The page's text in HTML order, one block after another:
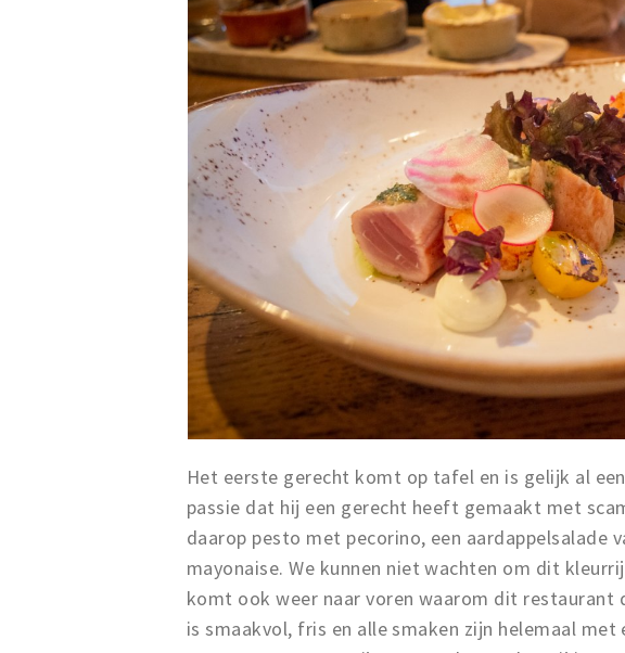
Het eerste gerecht komt op tafel en is gelijk al
passie dat hij een gerecht heeft gemaakt met
daarop pesto met pecorino, een aardappelsalade
mayonaise. We kunnen niet wachten om dit
komt ook weer naar voren waarom dit restaurant
is smaakvol, fris en alle smaken zijn helemaal